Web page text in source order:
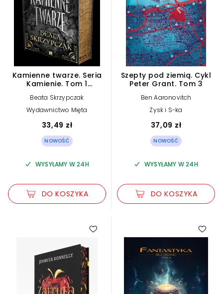
Kamienne twarze. Seria
Kamienie. Tom 1
Beata Skrzypczak
Wydawnictwo Mięta
33,49 zł
NOWOŚĆ
WYSYŁAMY W 24H
DO KOSZYKA
Szepty pod ziemią. Cykl
Peter Grant. Tom 3
Ben Aaronovitch
Zysk i S-ka
37,09 zł
NOWOŚĆ
WYSYŁAMY W 24H
DO KOSZYKA